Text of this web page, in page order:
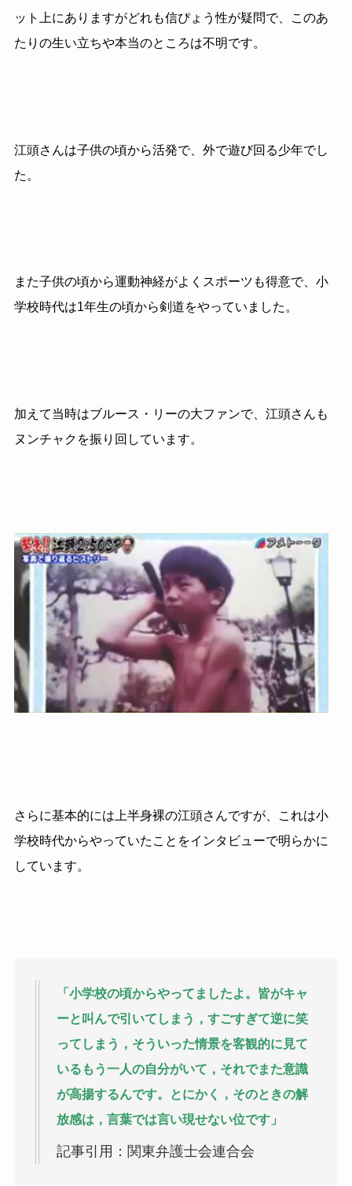
ット上にありますがどれも信ぴょう性が疑問で、このあ
たりの生い立ちや本当のところは不明です。
江頭さんは子供の頃から活発で、外で遊び回る少年でし
た。
また子供の頃から運動神経がよくスポーツも得意で、小
学校時代は1年生の頃から剣道をやっていました。
加えて当時はブルース・リーの大ファンで、江頭さんも
ヌンチャクを振り回しています。
さらに基本的には上半身裸の江頭さんですが、これは小
学校時代からやっていたことをインタビューで明らかに
しています。
「小学校の頃からやってましたよ。皆がキャ
ーと叫んで引いてしまう，すごすぎて逆に笑
ってしまう，そういった情景を客観的に見て
いるもう一人の自分がいて，それでまた意識
が高揚するんです。とにかく，そのときの解
放感は，言葉では言い現せない位です」
記事引用：関東弁護士会連合会